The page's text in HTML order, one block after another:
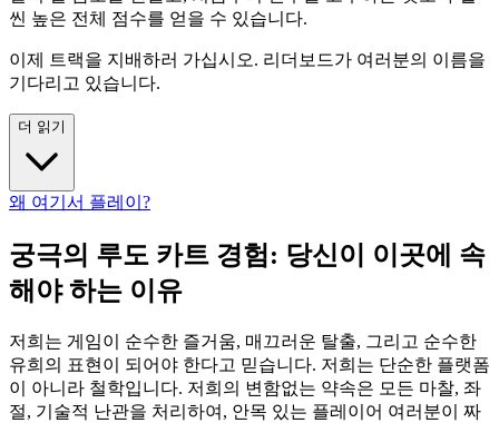
씬 높은 전체 점수를 얻을 수 있습니다.
이제 트랙을 지배하러 가십시오. 리더보드가 여러분의 이름을
기다리고 있습니다.
더 읽기
왜 여기서 플레이?
궁극의 루도 카트 경험: 당신이 이곳에 속
해야 하는 이유
저희는 게임이 순수한 즐거움, 매끄러운 탈출, 그리고 순수한
유희의 표현이 되어야 한다고 믿습니다. 저희는 단순한 플랫폼
이 아니라 철학입니다. 저희의 변함없는 약속은 모든 마찰, 좌
절, 기술적 난관을 처리하여, 안목 있는 플레이어 여러분이 짜